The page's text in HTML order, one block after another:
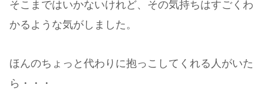
そこまではいかないけれど、その気持ちはすごくわ
かるような気がしました。
ほんのちょっと代わりに抱っこしてくれる人がいた
ら・・・